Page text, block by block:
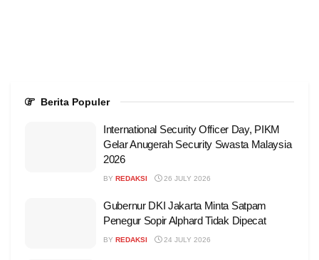
Berita Populer
International Security Officer Day, PIKM
Gelar Anugerah Security Swasta Malaysia
2026
BY REDAKSI 26 JULY 2026
Gubernur DKI Jakarta Minta Satpam
Penegur Sopir Alphard Tidak Dipecat
BY REDAKSI 24 JULY 2026